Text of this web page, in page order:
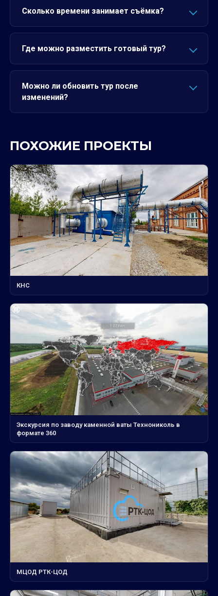
Сколько времени занимает съёмка?
Где можно разместить готовый тур?
Можно ли обновить тур после
изменений?
ПОХОЖИЕ ПРОЕКТЫ
КНС
Экскурсия по заводу каменной ваты Технониколь в
формате 360
МЦОД РТК-ЦОД